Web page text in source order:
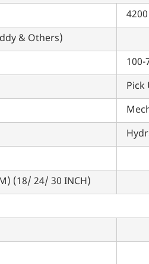
& Others)
100-
Pick
(18/ 24/ 30 INCH)
कर सकते हैं?